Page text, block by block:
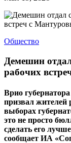
Общество
Демешин
рабочих
Врио
призвал жителей
выборах
это не просто
сделать его
сообщает ИА